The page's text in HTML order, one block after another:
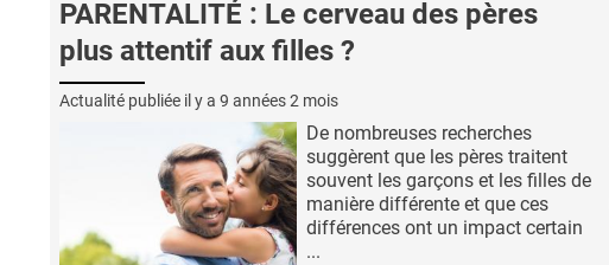
PARENTALITÉ : Le cerveau des pères
plus attentif aux filles ?
Actualité publiée il y a 9 années 2 mois
De nombreuses recherches
suggèrent que les pères traitent
souvent les garçons et les filles de
manière différente et que ces
différences ont un impact certain
...